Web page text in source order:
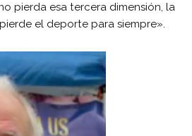
pierda esa tercera dimensión, la
el deporte para siempre».